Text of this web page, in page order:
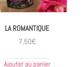
LA ROMANTIQUE
7,50€
Ajouter au panier